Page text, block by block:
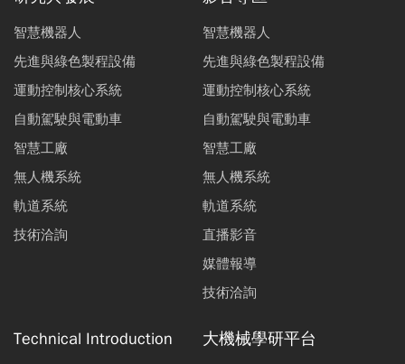
智慧機器人
先進與綠色製程設備
運動控制核心系統
自動駕駛與電動車
智慧工廠
無人機系統
軌道系統
技術洽詢
智慧機器人
先進與綠色製程設備
運動控制核心系統
自動駕駛與電動車
智慧工廠
無人機系統
軌道系統
直播影音
媒體報導
技術洽詢
Technical Introduction 大機械學研平台